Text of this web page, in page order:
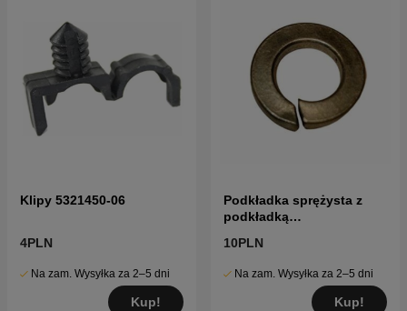
Klipy 5321450-06
4PLN
Na zam. Wysyłka za 2–5 dni
Kup!
Podkładka sprężysta z
podkładką
10PLN
Na zam. Wysyłka za 2–5 dni
Kup!